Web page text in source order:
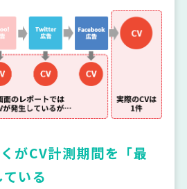
がCV計測期間を「最
いる